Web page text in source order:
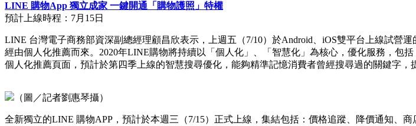
LINE 購物App 獨立成家 一鍵開通「購物護照」特權
預計上線時程：7月15日
LINE 台灣電子商務部資深副總經理顧昌欣表示，上週五（7/10）於Android、iOS雙平台上線試營
經由個人化推薦而來。2020年LINE購物將持續以「個人化」、「智慧化」為核心，優化服務，包
個人化推薦頁面，預計於第四季上線的智慧搜尋優化，能夠精準記憶消費者曾經搜尋過的關鍵字，
（圖／記者劉惠琴攝）
全新獨立的LINE 購物APP，預計於本週三（7/15）正式上線，集結包括：價格追蹤、降價通知、